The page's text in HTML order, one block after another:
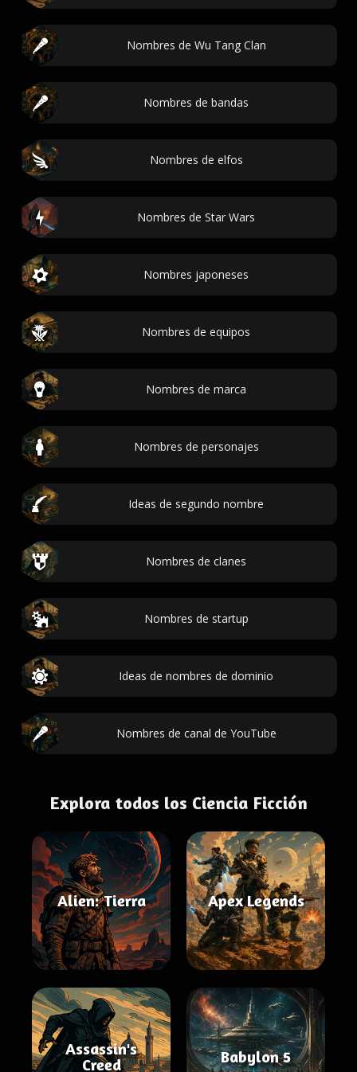
Nombres de Wu Tang Clan
Nombres de bandas
Nombres de elfos
Nombres de Star Wars
Nombres japoneses
Nombres de equipos
Nombres de marca
Nombres de personajes
Ideas de segundo nombre
Nombres de clanes
Nombres de startup
Ideas de nombres de dominio
Nombres de canal de YouTube
Explora todos los Ciencia Ficción
Alien: Tierra Apex Legends
Assassin's
Creed
Babylon 5